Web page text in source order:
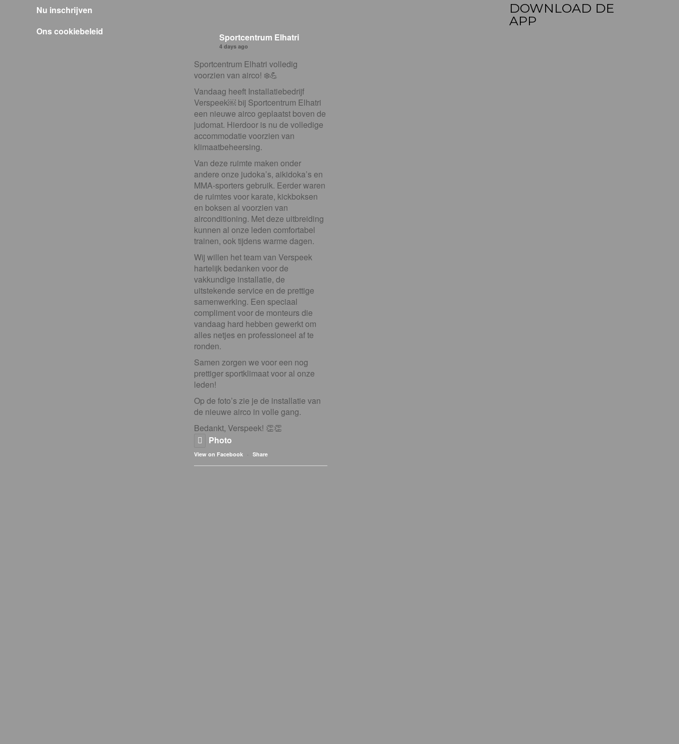
Nu inschrijven
Ons cookiebeleid
Sportcentrum Elhatri
4 days ago
Sportcentrum Elhatri volledig
voorzien van airco! ❄️💪
Vandaag heeft Installatiebedrijf
Verspeek⁠￼ bij Sportcentrum Elhatri
een nieuwe airco geplaatst boven de
judomat. Hierdoor is nu de volledige
accommodatie voorzien van
klimaatbeheersing.
Van deze ruimte maken onder
andere onze judoka’s, aikidoka’s en
MMA-sporters gebruik. Eerder waren
de ruimtes voor karate, kickboksen
en boksen al voorzien van
airconditioning. Met deze uitbreiding
kunnen al onze leden comfortabel
trainen, ook tijdens warme dagen.
Wij willen het team van Verspeek
hartelijk bedanken voor de
vakkundige installatie, de
uitstekende service en de prettige
samenwerking. Een speciaal
compliment voor de monteurs die
vandaag hard hebben gewerkt om
alles netjes en professioneel af te
ronden.
Samen zorgen we voor een nog
prettiger sportklimaat voor al onze
leden!
Op de foto’s zie je de installatie van
de nieuwe airco in volle gang.
Bedankt, Verspeek! 👏👏
Photo
View on Facebook · Share
DOWNLOAD DE
APP